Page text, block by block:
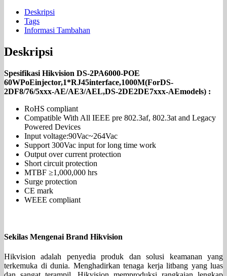
Deskripsi
Tags
Informasi Tambahan
Deskripsi
Spesifikasi Hikvision DS-2PA6000-POE
60WPoEinjector,1*RJ45interface,1000M(ForDS-
2DF8/76/5xxx-AE/AE3/AEL,DS-2DE2DE7xxx-AEmodels) :
RoHS compliant
Compatible With All IEEE pre 802.3af, 802.3at and Legacy
Powered Devices
Input voltage:90Vac~264Vac
Support 300Vac input for long time work
Output over current protection
Short circuit protection
MTBF ≥1,000,000 hrs
Surge protection
CE mark
WEEE compliant
Sekilas Mengenai Brand Hikvision
Hikvision adalah penyedia produk dan solusi keamanan yang
terkemuka di dunia. Menghadirkan tenaga kerja litbang yang luas